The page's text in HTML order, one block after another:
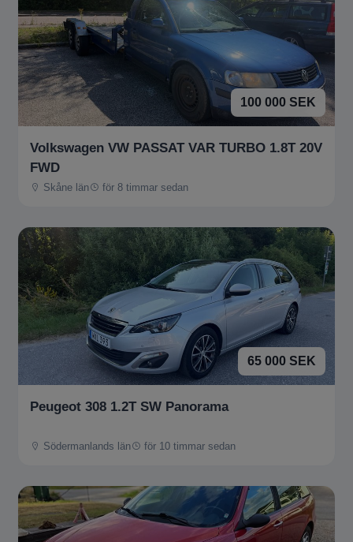
100 000 SEK
Volkswagen VW PASSAT VAR TURBO 1.8T 20V
FWD
Skåne län för 8 timmar sedan
65 000 SEK
Peugeot 308 1.2T SW Panorama
Södermanlands län för 10 timmar sedan